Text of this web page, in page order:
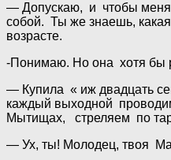
— Допускаю, и чтобы меня
собой. Ты же знаешь,
возрасте.
-Понимаю. Но она хотя бы
— Купила « иж двадцать
каждый выходной
Мытищах, стреляем по
— Ух, ты! Молодец, твоя